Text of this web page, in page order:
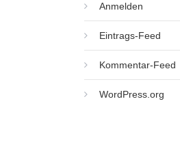
Anmelden
Eintrags-Feed
Kommentar-Feed
WordPress.org